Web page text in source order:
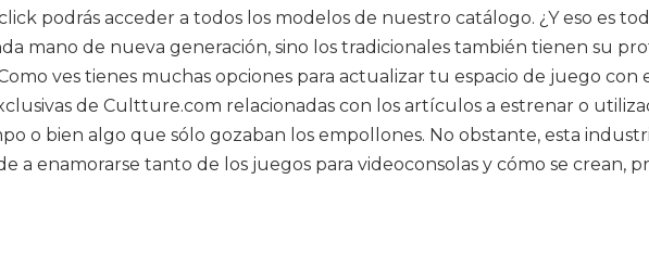
podrás acceder a todos los modelos de nuestro catálogo. ¿Y eso es
mano de nueva generación, sino los tradicionales también tienen su
ves tienes muchas opciones para actualizar tu espacio de juego con
de Cultture.com relacionadas con los artículos a estrenar o
o bien algo que sólo gozaban los empollones. No obstante, esta
a enamorarse tanto de los juegos para videoconsolas y cómo se crean,